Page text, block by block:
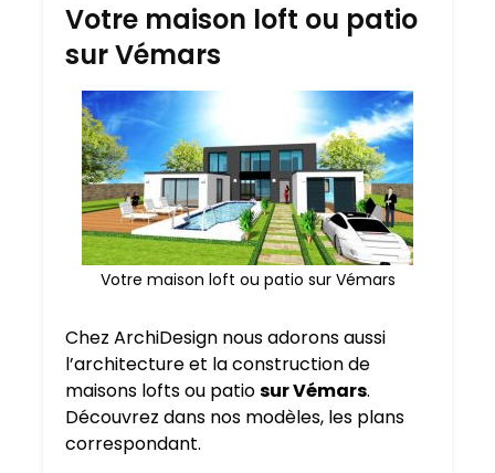
Votre maison loft ou patio
sur Vémars
Votre maison loft ou patio sur Vémars
Chez ArchiDesign nous adorons aussi
l’architecture et la construction de
maisons lofts ou patiosur Vémars.
Découvrez dans nos modèles, les plans
correspondant.